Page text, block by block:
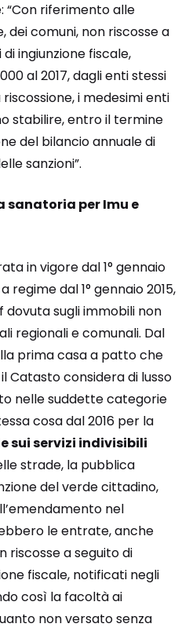
riferimento alle
comuni, non riscosse a
ingiunzione fiscale,
al 2017, dagli enti stessi
i medesimi enti
stabilire, entro il termine
del bilancio annuale di
sanzioni”.
sanatoria per Imu e
in vigore dal 1° gennaio
regime dal 1° gennaio 2015,
dovuta sugli immobili non
regionali e comunali. Dal
prima casa a patto che
Catasto considera di lusso
nelle suddette categorie
cosa dal 2016 per la
sui servizi indivisibili
strade, la pubblica
del verde cittadino,
nel
le entrate, anche
riscosse a seguito di
fiscale, notificati negli
così la facoltà ai
non versato senza